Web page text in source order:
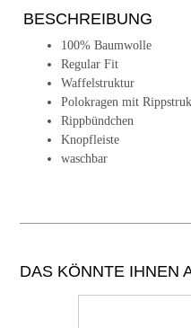
BESCHREIBUNG
100% Baumwolle
Regular Fit
Waffelstruktur
Polokragen mit
Rippbündchen
Knopfleiste
waschbar
DAS KÖNNTE IHNEN